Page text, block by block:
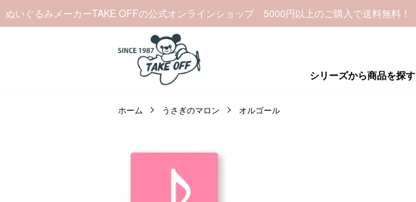
ぬいぐるみメーカーTAKE OFFの公式オンラインショップ 5000円以上のご購入で送料無料！
シリーズから商品を探す
ホーム うさぎのマロン オルゴール